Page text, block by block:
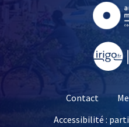
Contact
Accessibilité :